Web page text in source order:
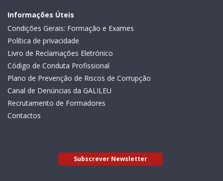
Informações Úteis
Condições Gerais: Formação e Exames
Política de privacidade
Livro de Reclamações Eletrónico
Código de Conduta Profissional
Plano de Prevenção de Riscos de Corrupção
Canal de Denúncias da GALILEU
Recrutamento de Formadores
Contactos
Subscrever Newsletter